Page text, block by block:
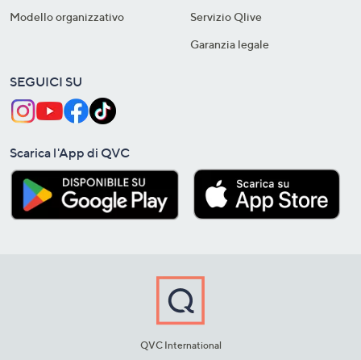
Modello organizzativo
Servizio Qlive
Garanzia legale
SEGUICI SU
Scarica l'App di QVC
QVC International